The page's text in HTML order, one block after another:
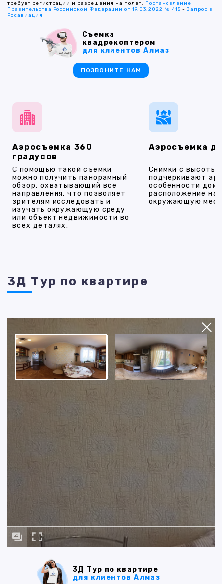
Аэросъемка 360
градусов
С помощью такой съемки
можно получить панорамный
обзор, охватывающий все
направления, что позволяет
зрителям исследовать и
изучать окружающую среду
или объект недвижимости во
всех деталях.
Аэросъемка
Снимки с высоты
подчеркивают
особенности
расположение на
окружающую
требует регистрации и разрешения на полет. Постановление
Правительства Российской Федерации от 19.03.2022 № 415 -Запрос в
Росавиация
Съемка
квадрокоптером
для клиентов Алмаз
ПОЗВОНИТЕ НАМ
3Д Тур по квартире
3Д Тур по квартире
для клиентов Алмаз